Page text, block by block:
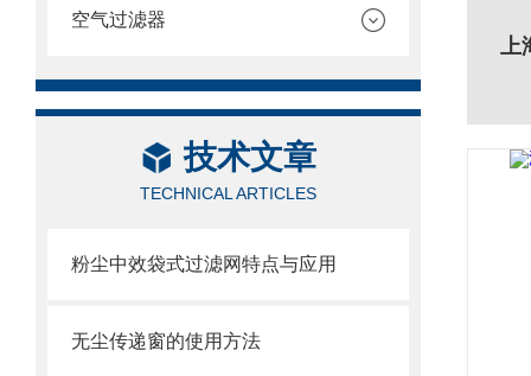
空气过滤器
技术文章
TECHNICAL ARTICLES
粉尘中效袋式过滤网特点与应用
无尘传递窗的使用方法
上